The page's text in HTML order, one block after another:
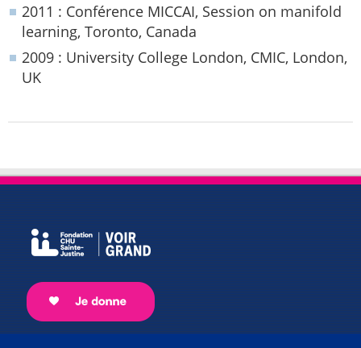
2011 : Conférence MICCAI, Session on manifold
learning, Toronto, Canada
2009 : University College London, CMIC, London,
UK